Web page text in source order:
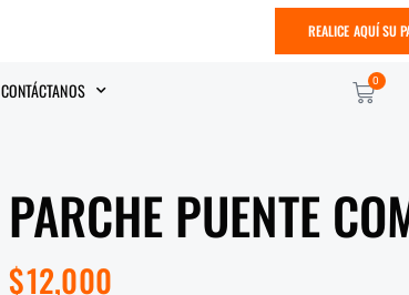
REALICE AQUÍ SU
CONTÁCTANOS 0
PARCHE PUENTE
$12,000